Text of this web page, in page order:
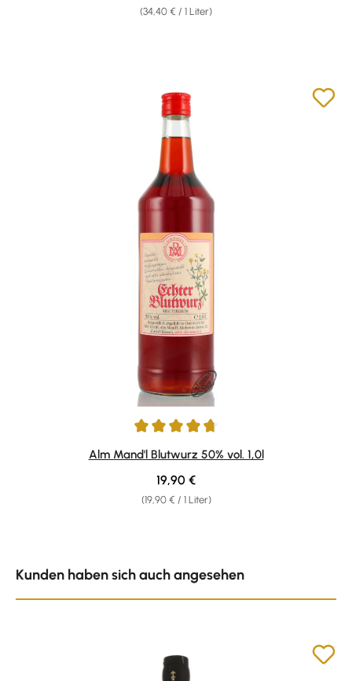
(34,40 € / 1 Liter)
Durchschnittliche Bewertung von 4.86 von 5 Sternen
Alm Mand'l Blutwurz 50% vol. 1,0l
(19,90 € / 1 Liter)
Regulärer Preis:
19,90 €
Kunden haben sich auch angesehen